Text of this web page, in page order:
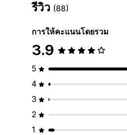
รีวิว (88)
การให้คะแนนโดยรวม
3.9
5
4
3
2
1